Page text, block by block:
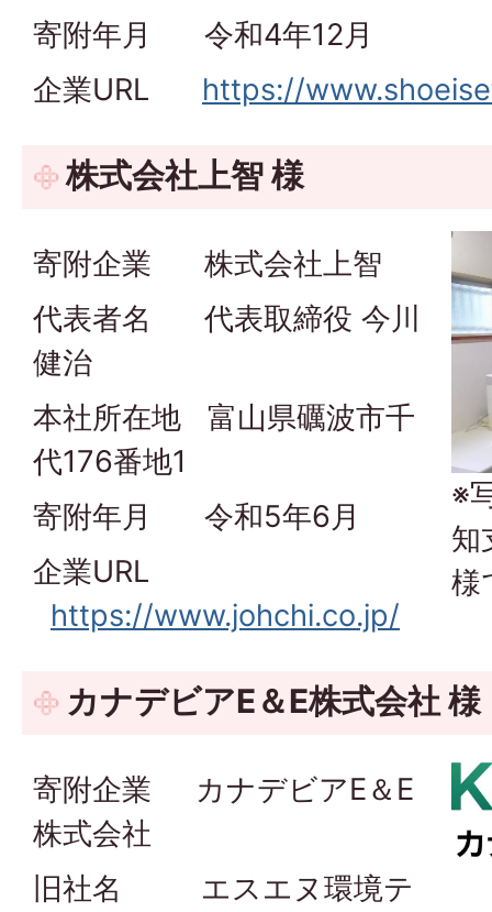
寄附年月 令和4年12月
企業URL https://
株式会社上智 様
※
知
様
寄附企業 株式会社上智
代表者名 代表取締役 今川
健治
本社所在地 富山県礪波市千
代176番地1
寄附年月 令和5年6月
企業URL
https://www.johchi.co.jp/
カナデビアE＆E株式会社 様
寄附企業 カナデビアE＆E
株式会社
旧社名 エスエヌ環境テ